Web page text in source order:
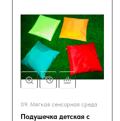
09. Мягкая сенсорная среда
Подушечка детская с